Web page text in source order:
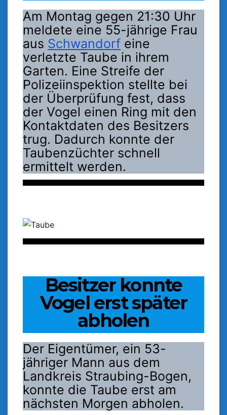
Am Montag gegen 21:30 Uhr
meldete eine 55-jährige Frau
aus Schwandorf eine
verletzte Taube in ihrem
Garten. Eine Streife der
Polizeiinspektion stellte bei
der Überprüfung fest, dass
der Vogel einen Ring mit den
Kontaktdaten des Besitzers
trug. Dadurch konnte der
Taubenzüchter schnell
ermittelt werden.
Besitzer konnte
Vogel erst später
abholen
Der Eigentümer, ein 53-
jähriger Mann aus dem
Landkreis Straubing-Bogen,
konnte die Taube erst am
nächsten Morgen abholen.